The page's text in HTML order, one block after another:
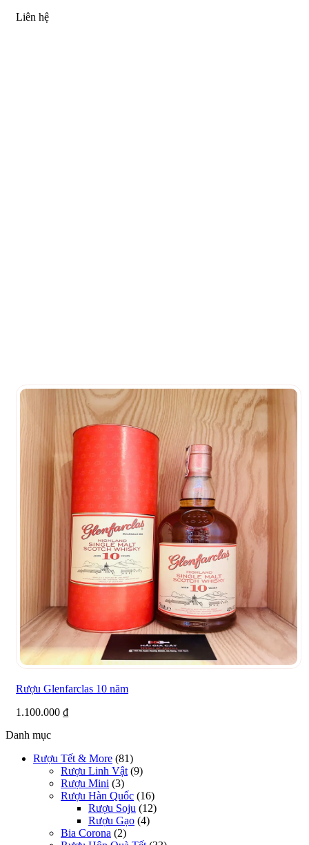
Liên hệ
Rượu Glenfarclas 10 năm
1.100.000 ₫
Danh mục
Rượu Tết & More (81)
Rượu Linh Vật (9)
Rượu Mini (3)
Rượu Hàn Quốc (16)
Rượu Soju (12)
Rượu Gạo (4)
Bia Corona (2)